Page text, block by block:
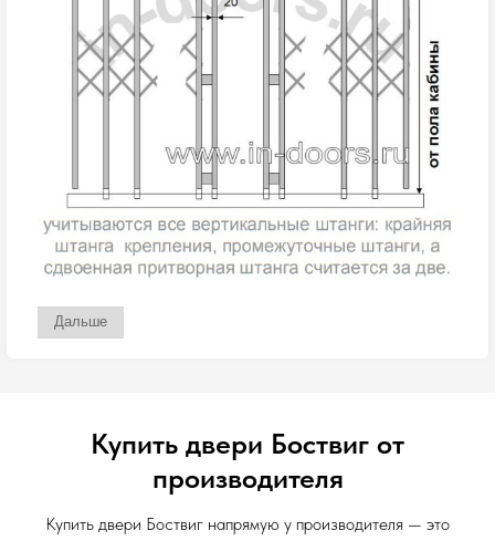
Купить двери Боствиг от
производителя
Купить двери Боствиг напрямую у производителя — это